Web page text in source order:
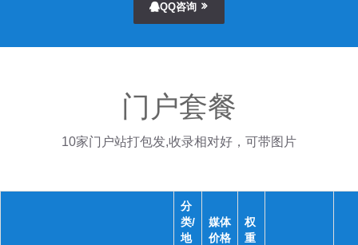
QQ咨询
门户套餐
10家门户站打包发,收录相对好，可带图片
分
类/
地
媒体
价格
权
重